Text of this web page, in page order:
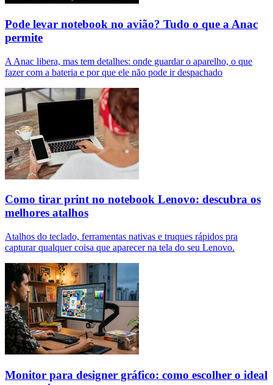
Pode levar notebook no avião? Tudo o que a Anac
permite
A Anac libera, mas tem detalhes: onde guardar o aparelho, o que
fazer com a bateria e por que ele não pode ir despachado
Como tirar print no notebook Lenovo: descubra os
melhores atalhos
Atalhos do teclado, ferramentas nativas e truques rápidos pra
capturar qualquer coisa que aparecer na tela do seu Lenovo.
Monitor para designer gráfico: como escolher o ideal